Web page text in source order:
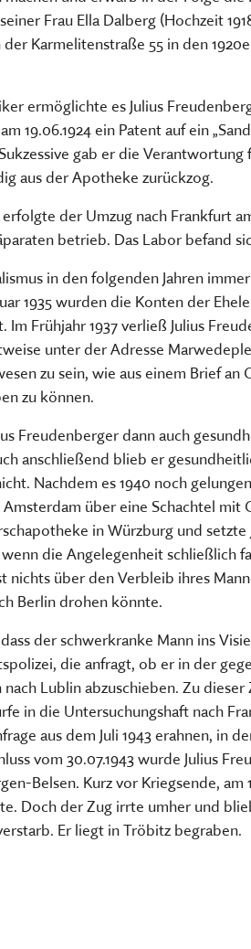
& ZEITSCHRIFTEN
Frau Ella Dalberg (Hochzeit
Karmelitenstraße 55 in den
ermöglichte es Julius
19.06.1924 ein Patent auf ein
gab er die
aus der Apotheke zurückzog.
der Umzug nach Frankfurt
betrieb. Das Labor befand
in den folgenden Jahren
1935 wurden die Konten der
Im Frühjahr 1937 verließ Julius
unter der Adresse
zu sein, wie aus einem Brief
zu können.
Freudenberger dann auch
anschließend blieb er
Nachdem es 1940 noch
über eine Schachtel
in Würzburg und
die Angelegenheit schließlich
nichts über den Verbleib ihres
Berlin drohen könnte.
der schwerkranke Mann ins
die anfragt, ob er in der
nach Lublin abzuschieben. Zu
in die Untersuchungshaft nach
aus dem Juli 1943 erahnen, in
vom 30.07.1943 wurde Julius
Belsen. Kurz vor Kriegsende,
Doch der Zug irrte umher und
Er liegt in Tröbitz begraben.